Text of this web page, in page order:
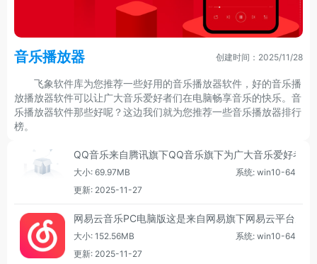
音乐播放器 创建时间：2025/11/28
飞象软件库为您推荐一些好用的音乐播放器软件，好的音乐播
放播放器软件可以让广大音乐爱好者们在电脑畅享音乐的快乐。音
乐播放器软件那些好呢？这边我们就为您推荐一些音乐播放器排行
榜。
QQ音乐来自腾讯旗下QQ音乐旗下为广大音乐爱好者
大小: 69.97MB
系统: win10-64
更新: 2025-11-27
网易云音乐PC电脑版这是来自网易旗下网易云平台为
大小: 152.56MB
系统: win10-64
更新: 2025-11-27